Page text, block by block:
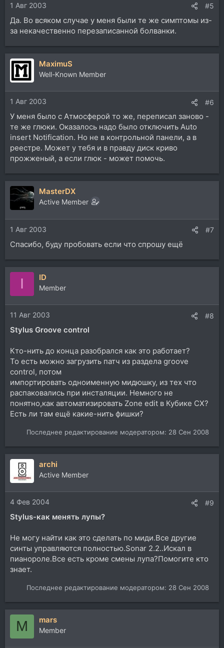
1 Авг 2003 #5
Да. Во всяком случае у меня были те же симптомы из-
за некачественно перезаписанной болванки.
MaximuS
Well-Known Member
1 Авг 2003 #6
У меня было с Атмосферой то же, переписал заново -
те же глюки. Оказалось надо было отключить Auto
insert Notification. Но не в контрольной панели, а в
реестре. Может у тебя и в правду диск криво
прожженый, а если глюк - может помочь.
MasterDX
Active Member
1 Авг 2003 #7
Спасибо, буду пробовать если что спрошу ещё
I ID
Member
11 Авг 2003 #8
Stylus Groove control
Кто-нить до конца разобрался как это работает?
То есть можно загрузить патч из раздела groove
control, потом
импортировать одноименную мидюшку, из тех что
распаковались при инсталяции. Немного не
понятно,как автоматизировать Zone edit в Кубике СХ?
Есть ли там ещё какие-нить фишки?
Последнее редактирование модератором: 28 Сен 2008
archi
Active Member
4 Фев 2004 #9
Stylus-как менять лупы?
Не могу найти как это сделать по миди.Все другие
синты управляются полностью.Sonar 2.2..Искал в
пианороле.Все есть кроме смены лупа?Помогите кто
знает.
Последнее редактирование модератором: 28 Сен 2008
M mars
Member